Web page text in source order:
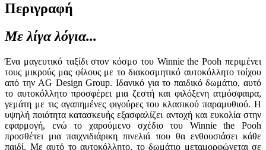
Περιγραφή
Με λίγα λόγια...
Ένα μαγευτικό ταξίδι στον κόσμο του Winnie the Pooh περιμένει
τους μικρούς μας φίλους με το διακοσμητικό αυτοκόλλητο τοίχου
από την AG Design Group. Ιδανικό για το παιδικό δωμάτιο, αυτό
το αυτοκόλλητο προσφέρει μια ζεστή και φιλόξενη ατμόσφαιρα,
γεμάτη με τις αγαπημένες φιγούρες του κλασικού παραμυθιού. Η
υψηλή ποιότητα κατασκευής εξασφαλίζει αντοχή και ευκολία στην
εφαρμογή, ενώ το χαρούμενο σχέδιο του Winnie the Pooh
προσθέτει μια παιχνιδιάρικη πινελιά που θα ενθουσιάσει κάθε
παιδί. Με αυτό το αυτοκόλλητο, το δωμάτιο μεταμορφώνεται σε